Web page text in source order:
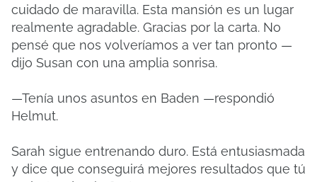
cuidado de maravilla. Esta mansión es un lugar
realmente agradable. Gracias por la carta. No
pensé que nos volveríamos a ver tan pronto —
dijo Susan con una amplia sonrisa.
—Tenía unos asuntos en Baden —respondió
Helmut.
Sarah sigue entrenando duro. Está entusiasmada
y dice que conseguirá mejores resultados que tú